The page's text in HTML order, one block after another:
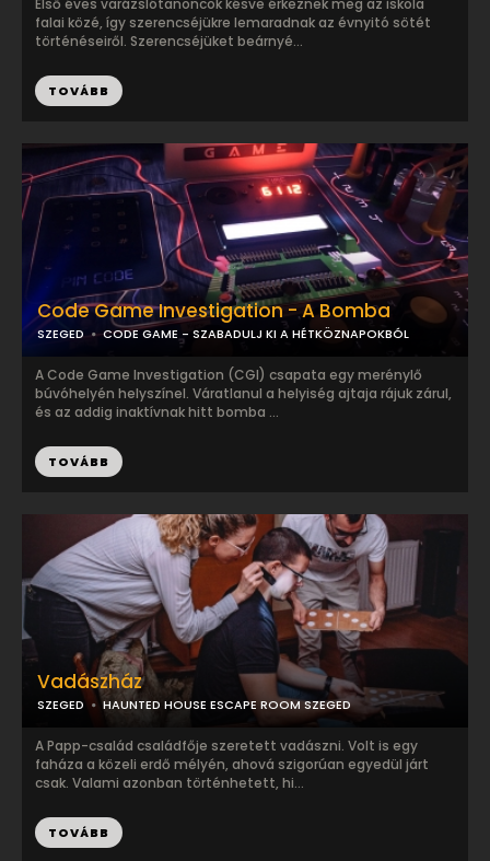
Első éves varázslótanoncok késve érkeznek meg az iskola
falai közé, így szerencséjükre lemaradnak az évnyitó sötét
történéseiről. Szerencséjüket beárnyé...
TOVÁBB
Vadászház
SZEGED HAUNTED HOUSE ESCAPE ROOM SZEGED
A Papp-család családfője szeretett vadászni. Volt is egy
faháza a közeli erdő mélyén, ahová szigorúan egyedül járt
csak. Valami azonban történhetett, hi...
TOVÁBB
Code Game Investigation - A Bomba
SZEGED CODE GAME - SZABADULJ KI A HÉTKÖZNAPOKBÓL
A Code Game Investigation (CGI) csapata egy merénylő
búvóhelyén helyszínel. Váratlanul a helyiség ajtaja rájuk zárul,
és az addig inaktívnak hitt bomba ...
TOVÁBB